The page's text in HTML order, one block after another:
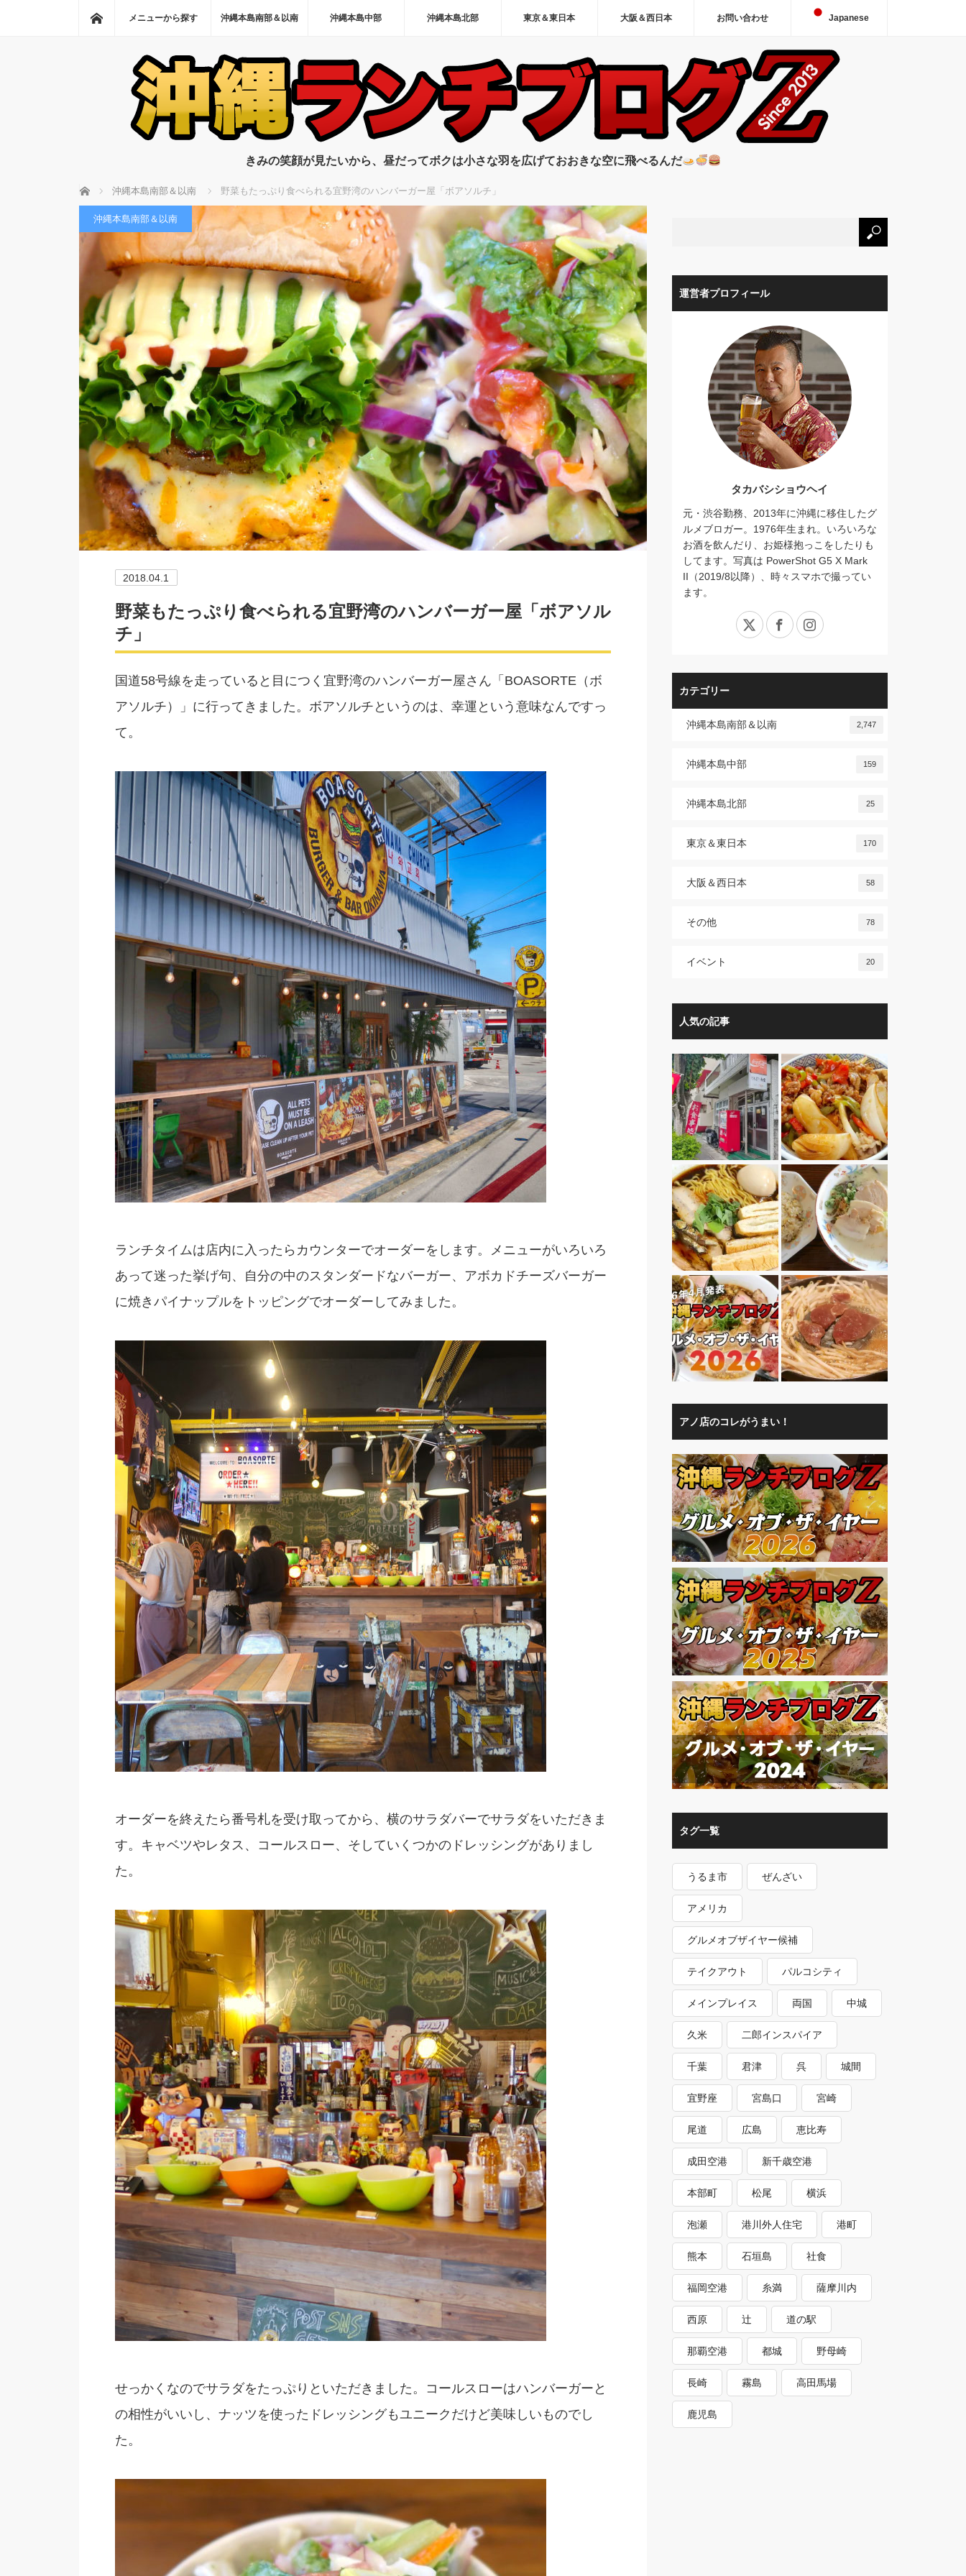
ホーム
メニューから探す 沖縄本島南部＆以南 沖縄本島中部 沖縄本島北部 東京＆東日本 大阪＆西日本 お問い合わせ Japanese
きみの笑顔が見たいから、昼だってボクは小さな羽を広げておおきな空に飛べるんだ
ホーム 沖縄本島南部＆以南 野菜もたっぷり食べられる宜野湾のハンバーガー屋「ボアソルチ」
沖縄本島南部＆以南
2018.04.1
野菜もたっぷり食べられる宜野湾のハンバーガー屋「ボアソル
チ」
国道58号線を走っていると目につく宜野湾のハンバーガー屋さん「BOASORTE（ボ
アソルチ）」に行ってきました。ボアソルチというのは、幸運という意味なんですっ
て。
ランチタイムは店内に入ったらカウンターでオーダーをします。メニューがいろいろ
あって迷った挙げ句、自分の中のスタンダードなバーガー、アボカドチーズバーガー
に焼きパイナップルをトッピングでオーダーしてみました。
オーダーを終えたら番号札を受け取ってから、横のサラダバーでサラダをいただきま
す。キャベツやレタス、コールスロー、そしていくつかのドレッシングがありまし
た。
せっかくなのでサラダをたっぷりといただきました。コールスローはハンバーガーと
の相性がいいし、ナッツを使ったドレッシングもユニークだけど美味しいものでし
た。
運営者プロフィール
タカバシショウヘイ
元・渋谷勤務、2013年に沖縄に移住したグ
ルメブロガー。1976年生まれ。いろいろな
お酒を飲んだり、お姫様抱っこをしたりも
してます。写真は PowerShot G5 X Mark
II（2019/8以降）、時々スマホで撮ってい
ます。
X FacebookInstagram
カテゴリー
沖縄本島南部＆以南 2,747
沖縄本島中部 159
沖縄本島北部 25
東京＆東日本 170
大阪＆西日本 58
その他 78
イベント 20
人気の記事
アノ店のコレがうまい！
タグ一覧
うるま市 ぜんざい
アメリカ
グルメオブザイヤー候補
テイクアウト パルコシティ
メインプレイス 両国 中城
久米 二郎インスパイア
千葉 君津 呉 城間
宜野座 宮島口 宮崎
尾道 広島 恵比寿
成田空港 新千歳空港
本部町 松尾 横浜
泡瀬 港川外人住宅 港町
熊本 石垣島 社食
福岡空港 糸満 薩摩川内
西原 辻 道の駅
那覇空港 都城 野母崎
長崎 霧島 高田馬場
鹿児島